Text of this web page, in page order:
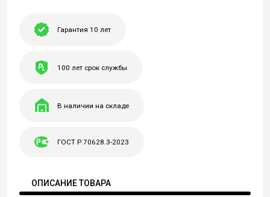
Гарантия 10 лет
100 лет срок службы
В наличии на складе
ГОСТ Р 70628.3-2023
ОПИСАНИЕ ТОВАРА